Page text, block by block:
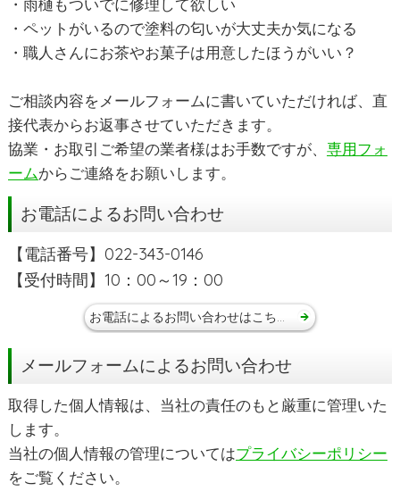
・雨樋もついでに修理して欲しい
・ペットがいるので塗料の匂いが大丈夫か気になる
・職人さんにお茶やお菓子は用意したほうがいい？
ご相談内容をメールフォームに書いていただければ、直
接代表からお返事させていただきます。
協業・お取引ご希望の業者様はお手数ですが、 専用フォ
ームからご連絡をお願いします。
お電話によるお問い合わせ
【電話番号】022-343-0146
【受付時間】10：00～19：00
メールフォームによるお問い合わせ
取得した個人情報は、当社の責任のもと厳重に管理いた
します。
当社の個人情報の管理についてはプライバシーポリシー
をご覧ください。